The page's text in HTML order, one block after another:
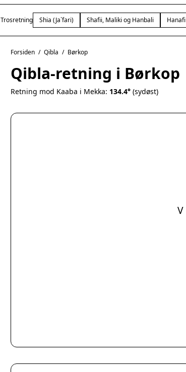
Trosretning Shia (Ja`fari) Shafii, Maliki og Hanbali Hanafi
Forsiden / Qibla / Børkop
Qibla-retning i Børkop
Retning mod Kaaba i Mekka: 134.4° (sydøst)
V